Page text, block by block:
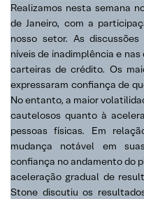
Realizamos nesta semana
de Janeiro, com a
nosso setor. As
níveis de inadimplência e
carteiras de crédito. Os
expressaram confiança de
No entanto, a maior
cautelosos quanto à
pessoas físicas. Em
mudança notável em
confiança no andamento do
aceleração gradual de
Stone discutiu os